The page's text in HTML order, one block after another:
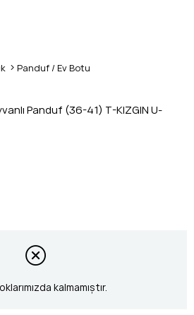
Panduf / Ev Botu
Panduf (36-41) T-KIZGIN U-
kalmamıştır.